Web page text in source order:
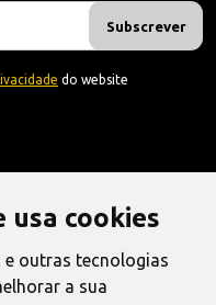
usa cookies
outras tecnologias
a sua
Subscrever
do website